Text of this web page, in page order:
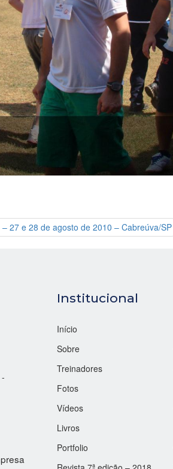
27 e 28 de agosto de 2010 – Cabreúva/SP
Institucional
Início
Sobre
Treinadores
Fotos
Vídeos
Livros
Portfolio